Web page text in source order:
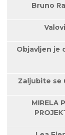
Bruno
Objavljen je
Zaljubite se
MIRELA